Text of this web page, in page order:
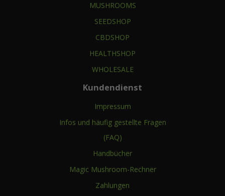
MUSHROOMS
SEEDSHOP
CBDSHOP
HEALTHSHOP
WHOLESALE
Kundendienst
Impressum
Infos und häufig gestellte Fragen
(FAQ)
Handbücher
Magic Mushroom-Rechner
Zahlungen